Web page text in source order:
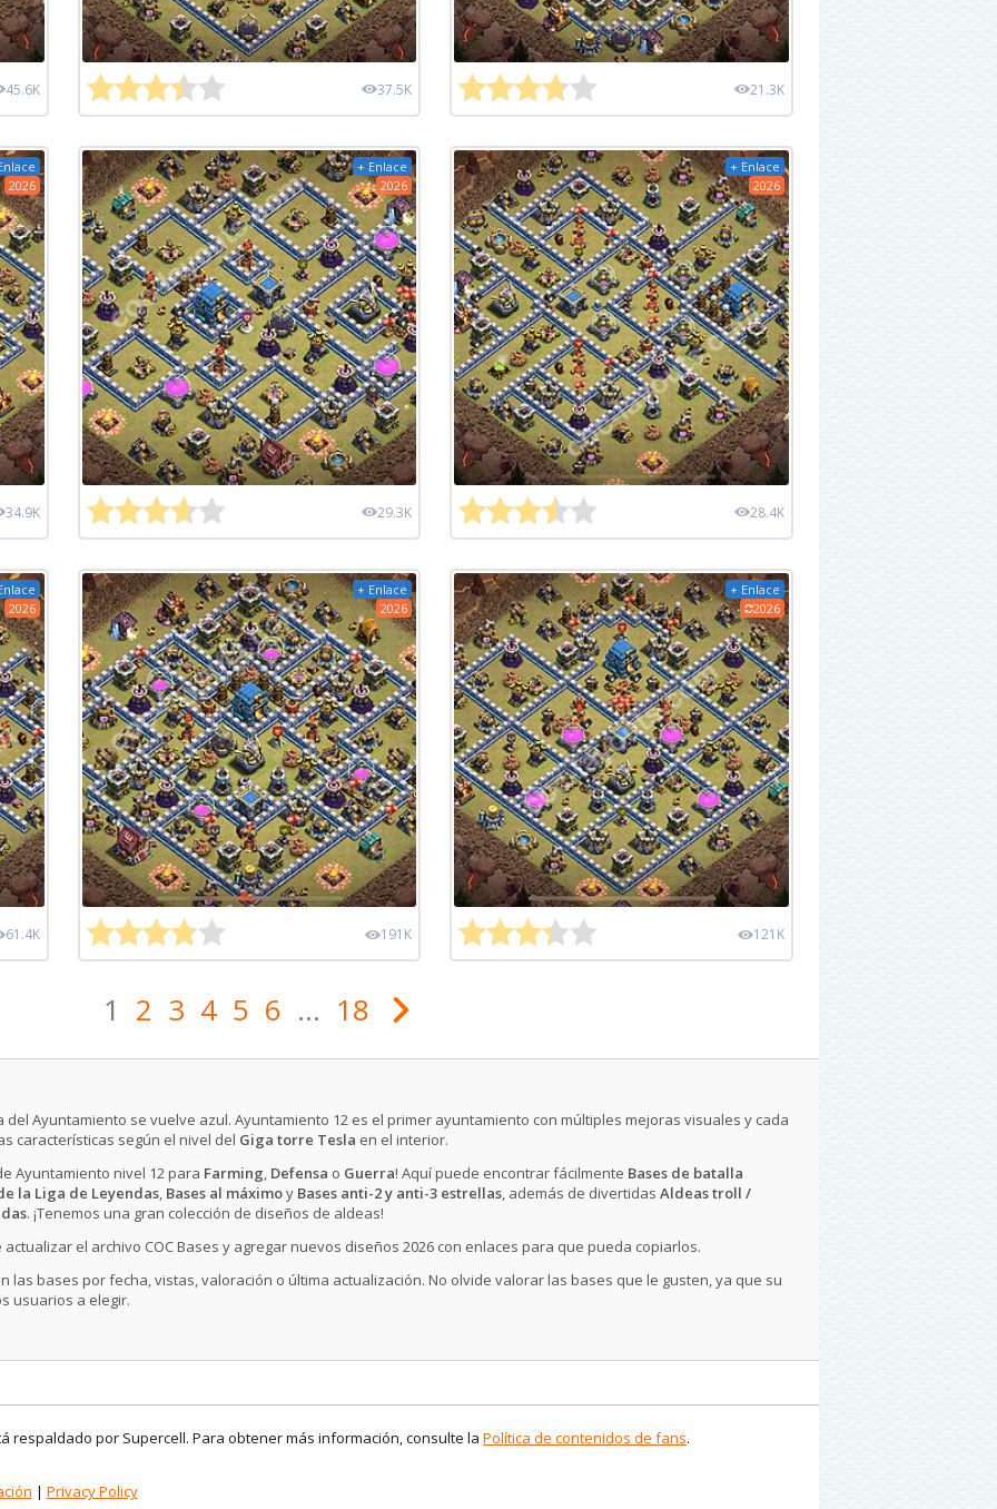
45.6K 37.5K 21.3K
2026
34.9K
+ Enlace
2026
29.3K
+ Enlace
2026
28.4K
2026
61.4K
+ Enlace
2026
191K
+ Enlace
2026
121K
1 2 3 4 5 6 ... 18
del Ayuntamiento se vuelve azul. Ayuntamiento 12 es el primer ayuntamiento con múltiples mejoras visuales y cada
características según el nivel del Giga torre Tesla en el interior.
Ayuntamiento nivel 12 para Farming, Defensa o Guerra! Aquí puede encontrar fácilmente Bases de batalla
la Liga de Leyendas, Bases al máximoy Bases anti-2 y anti-3 estrellas, además de divertidas Aldeas troll /
. ¡Tenemos una gran colección de diseños de aldeas!
el archivo COC Bases y agregar nuevos diseños 2026 con enlaces para que pueda copiarlos.
las bases por fecha, vistas, valoración o última actualización. No olvide valorar las bases que le gusten, ya que su
usuarios a elegir.
respaldado por Supercell. Para obtener más información, consulte la Política de contenidos de fans.
| Privacy Policy